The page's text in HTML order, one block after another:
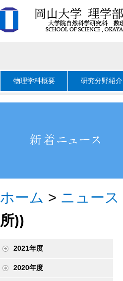
物理学科概要 研究分野紹介
ホーム > ニュース
所))
2021年度
2020年度